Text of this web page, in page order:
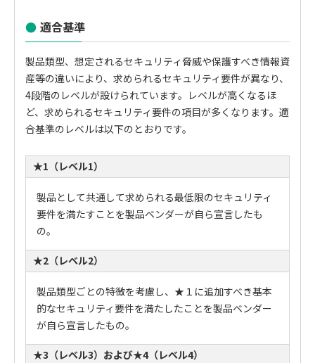
適合基準
製品類型、想定されるセキュリティ脅威や保護すべき情報資
産等の違いにより、求められるセキュリティ要件が異なり、
4段階のレベルが設けられています。レベルが高くなるほ
ど、求められるセキュリティ要件の項目が多くなります。適
合基準のレベルは以下のとおりです。
★1（レベル1）
製品として共通して求められる最低限のセキュリティ
要件を満たすことを製品ベンダーが自ら宣言したも
の。
★2（レベル2）
製品類型ごとの特徴を考慮し、★１に追加すべき基本
的なセキュリティ要件を満たしたことを製品ベンダー
が自ら宣言したもの。
★3（レベル3）および★4（レベル4）